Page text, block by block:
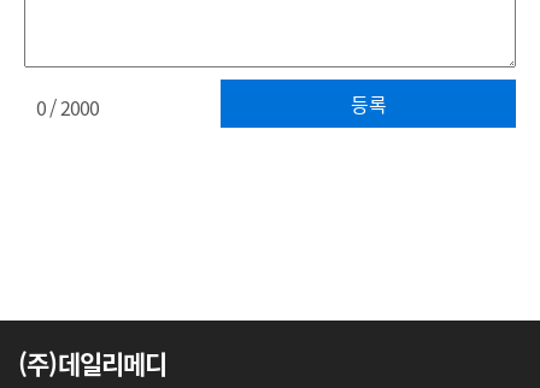
등록
0/ 2000
(주)데일리메디